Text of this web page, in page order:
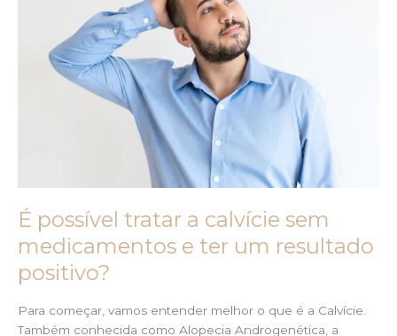
É possível tratar a calvície sem
medicamentos e ter um resultado
positivo?
Para começar, vamos entender melhor o que é a Calvície.
Também conhecida como Alopecia Androgenética, a